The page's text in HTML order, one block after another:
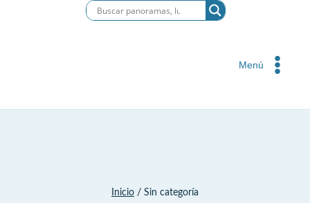
Menú
Inicio / Sin categoría